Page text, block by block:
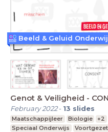
Genot & Veiligheid -
February 2022- 13 slides
Maatschappijleer Biologie +2
Speciaal Onderwijs
Beeld & Geluid